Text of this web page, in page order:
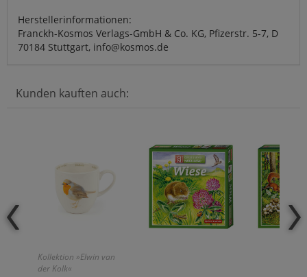
Herstellerinformationen:
Franckh-Kosmos Verlags-GmbH & Co. KG, Pfizerstr. 5-7, D
70184 Stuttgart, info@kosmos.de
Kunden kauften auch:
Kollektion »Elwin van
der Kolk«